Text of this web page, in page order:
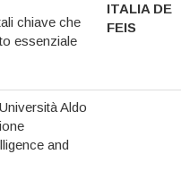
chiave che
essenziale
ITALIA DE
FEIS
Aldo
and